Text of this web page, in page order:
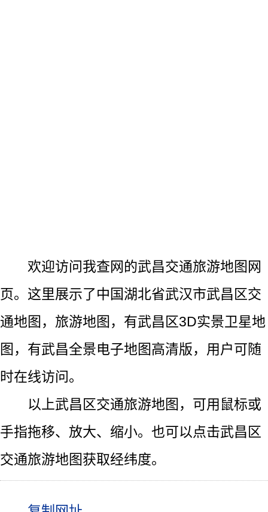
欢迎访问我查网的武昌交通旅游地图网
页。这里展示了中国湖北省武汉市武昌区交
通地图，旅游地图，有武昌区3D实景卫星地
图，有武昌全景电子地图高清版，用户可随
时在线访问。
以上武昌区交通旅游地图，可用鼠标或
手指拖移、放大、缩小。也可以点击武昌区
交通旅游地图获取经纬度。